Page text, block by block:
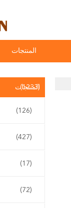
المنتجات
المنتجات(1233)
(126)
(427)
(17)
(72)